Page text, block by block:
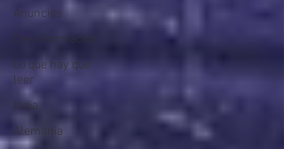
Anuncios
Desinformación
Lo que hay que
leer
India
Alemania